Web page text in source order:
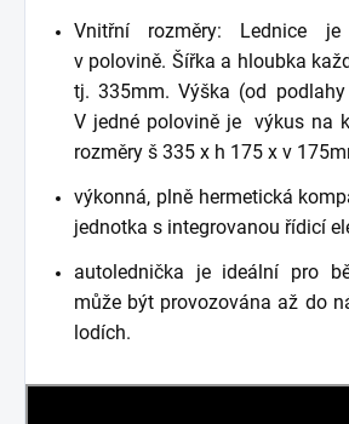
Vnitřní rozměry: Lednice je
v polovině. Šířka a hloubka
tj. 335mm. Výška (od
V jedné polovině je výkus na
rozměry š 335 x h 175 x v
výkonná, plně hermetická
jednotka s integrovanou řídicí
autolednička je ideální pro
může být provozována až do
lodích.